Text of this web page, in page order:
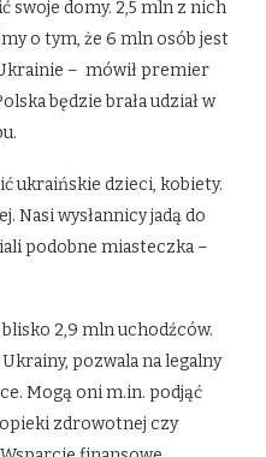
swoje domy. 2,5 mln z nich
o tym, że 6 mln osób jest
– mówił premier
będzie brała udział w
ukraińskie dzieci, kobiety.
Nasi wysłannicy jadą do
podobne miasteczka –
2,9 mln uchodźców.
pozwala na legalny
Mogą oni m.in. podjąć
zdrowotnej czy